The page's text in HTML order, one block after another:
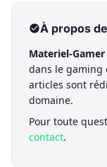
À propos
Materiel-Gamer
dans le gaming
articles sont
domaine.
Pour toute
contact.